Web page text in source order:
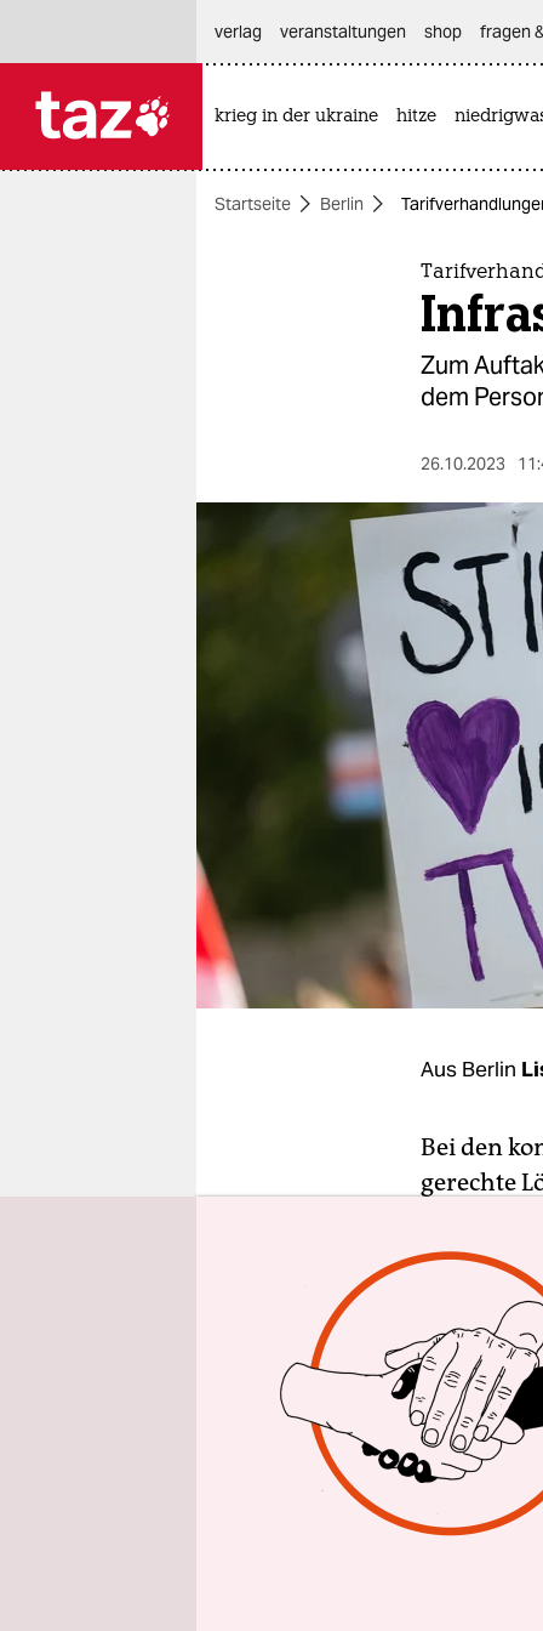
themen
berlin
veranstaltungen
fragen & hilfe
unterstützen
abo
verlag
veranstaltungen shop fragen
krieg in der ukraine hitze
Startseite Berlin
Zum
dem
26.10.2023
Aus Berlin
Bei den
gerechte
Länder
Martina
Bezahlung